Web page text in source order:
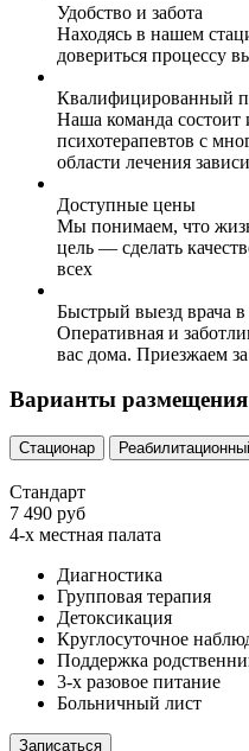
Удобство и забота
Находясь в нашем
довериться процессу
Квалифицированный
Наша команда состоит
психотерапевтов с
области лечения
Доступные цены
Мы понимаем, что
цель — сделать
всех
Быстрый выезд врача
Оперативная и
вас дома. Приезжаем
Варианты размещения
Стационар
Стандарт
7 490 руб
4-х местная палата
Диагностика
Групповая терапия
Детоксикация
Круглосуточное
Поддержка
3-х разовое питание
Больничный лист
Записаться